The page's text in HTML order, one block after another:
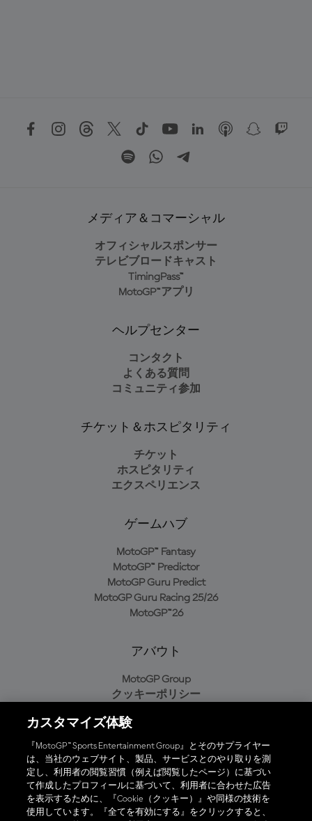
メディア＆コマーシャル
オフィシャルスポンサー
テレビブロードキャスト
TimingPass™
MotoGP™アプリ
ヘルプセンター
コンタクト
よくある質問
コミュニティ参加
チケット＆ホスピタリティ
チケット
ホスピタリティ
エクスペリエンス
ゲームハブ
MotoGP™ Fantasy
MotoGP™ Predictor
MotoGP Guru Predict
MotoGP Guru Racing 25/26
MotoGP™26
アバウト
MotoGP Group
クッキーポリシー
プライバシーポリシー
購入ポリシー
オフィシャルアプリ
カスタマイズ体験
『MotoGP™ Sports Entertainment Group』とそのサプライヤー
は、当社のウェブサイト、製品、サービスとのやり取りを測
定し、利用者の閲覧習慣（例えば閲覧したページ）に基づい
て作成したプロフィールに基づいて、利用者に合わせた広告
を表示するために、『Cookie（クッキー）』や同様の技術を
使用しています。『全てを有効にする』をクリックすると、